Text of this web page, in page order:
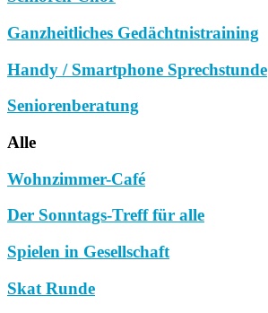
Ganzheitliches Gedächtnistraining
Handy / Smartphone Sprechstunde
Seniorenberatung
Alle
Wohnzimmer-Café
Der Sonntags-Treff für alle
Spielen in Gesellschaft
Skat Runde